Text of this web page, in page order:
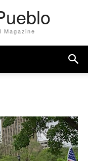
Magazine